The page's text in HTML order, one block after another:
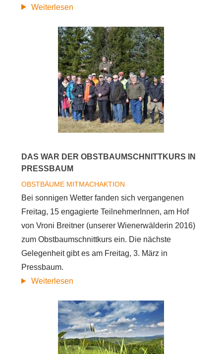
Weiterlesen
den
Tag
der
Artenvielfalt
2016
DAS WAR DER OBSTBAUMSCHNITTKURS IN
PRESSBAUM
OBSTBÄUME MITMACHAKTION
Bei sonnigen Wetter fanden sich vergangenen
Freitag, 15 engagierte TeilnehmerInnen, am Hof
von Vroni Breitner (unserer Wienerwälderin 2016)
zum Obstbaumschnittkurs ein. Die nächste
Gelegenheit gibt es am Freitag, 3. März in
Pressbaum.
Weiterlesen
war
der
Obstbaumschnittkurs
in